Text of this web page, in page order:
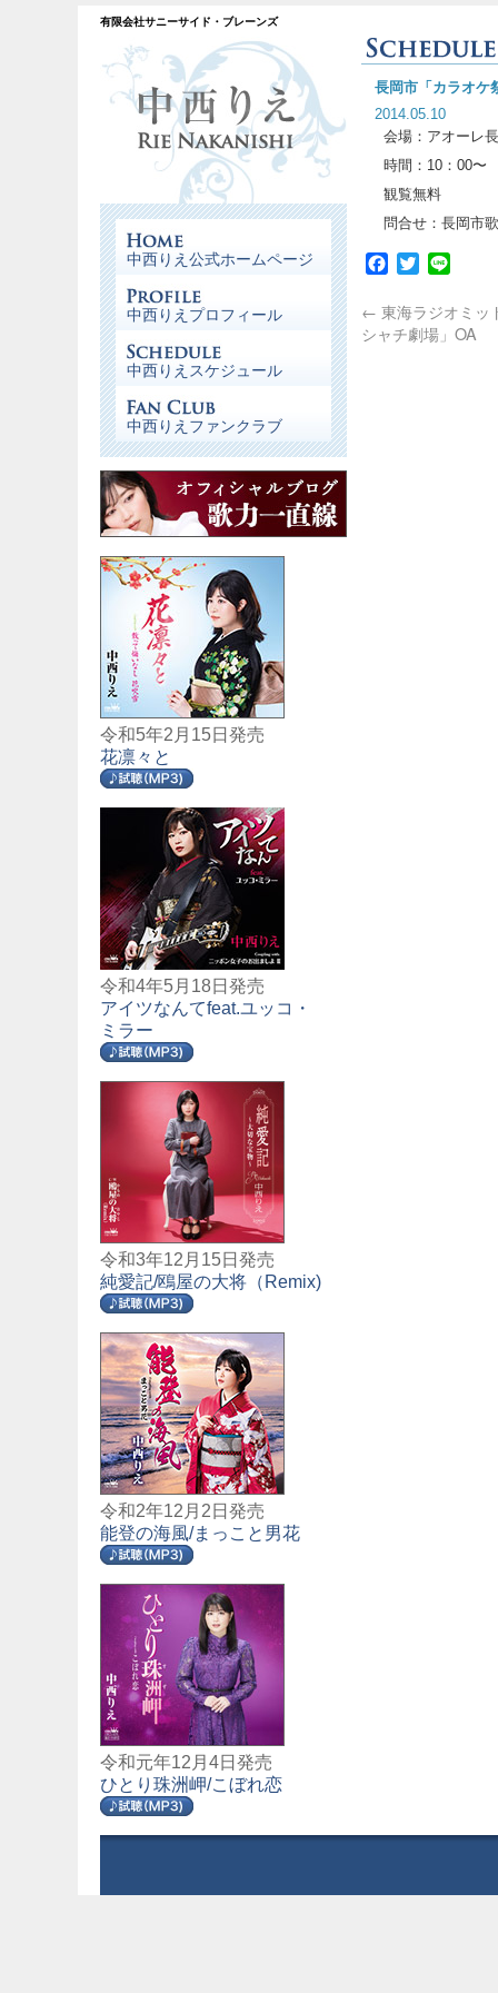
有限会社サニーサイド・ブレーンズ
長岡市「カラオケ
2014.05.10
会場：アオーレ
時間：10：00〜
観覧無料
問合せ：長岡市
Facebook
Twitter
← 東海ラジオミッ
シャチ劇場」OA
中西りえ公式ホームページ
中西りえプロフィール
中西りえスケジュール
中西りえファンクラブ
令和5年2月15日発売
花凛々と
令和4年5月18日発売
アイツなんてfeat.ユッコ・
ミラー
令和3年12月15日発売
純愛記/鴎屋の大将（Remix)
令和2年12月2日発売
能登の海風/まっこと男花
令和元年12月4日発売
ひとり珠洲岬/こぼれ恋